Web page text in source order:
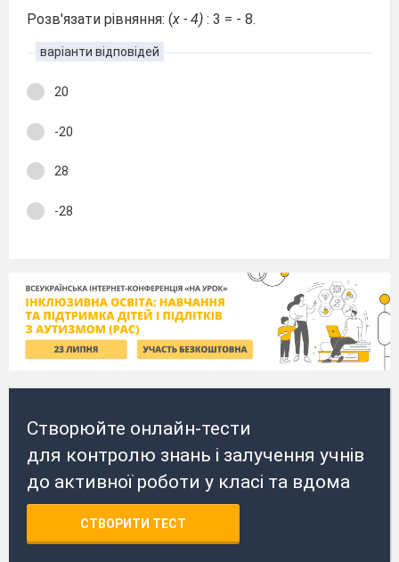
Розв'язати рівняння: (x - 4) : 3 = - 8.
варіанти відповідей
20
-20
28
-28
Створюйте онлайн-тести
для контролю знань і залучення учнів
до активної роботи у класі та вдома
СТВОРИТИ ТЕСТ